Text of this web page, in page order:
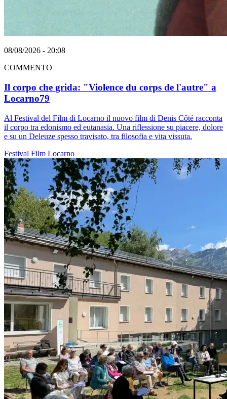
08/08/2026 - 20:08
COMMENTO
Il corpo che grida: "Violence du corps de l'autre" a
Locarno79
Al Festival del Film di Locarno il nuovo film di Denis Côté racconta
il corpo tra edonismo ed eutanasia. Una riflessione su piacere, dolore
e su un Deleuze spesso travisato, tra filosofia e vita vissuta.
Festival Film Locarno